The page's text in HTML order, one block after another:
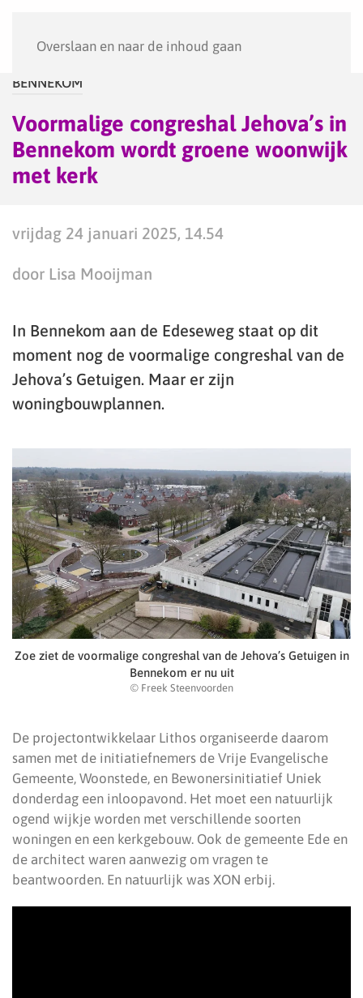
Overslaan en naar de inhoud gaan
BENNEKOM
Voormalige congreshal Jehova’s in
Bennekom wordt groene woonwijk
met kerk
vrijdag 24 januari 2025, 14.54
door Lisa Mooijman
In Bennekom aan de Edeseweg staat op dit
moment nog de voormalige congreshal van de
Jehova’s Getuigen. Maar er zijn
woningbouwplannen.
Zoe ziet de voormalige congreshal van de Jehova’s Getuigen in
Bennekom er nu uit
© Freek Steenvoorden
De projectontwikkelaar Lithos organiseerde daarom
samen met de initiatiefnemers de Vrije Evangelische
Gemeente, Woonstede, en Bewonersinitiatief Uniek
donderdag een inloopavond. Het moet een natuurlijk
ogend wijkje worden met verschillende soorten
woningen en een kerkgebouw. Ook de gemeente Ede en
de architect waren aanwezig om vragen te
beantwoorden. En natuurlijk was XON erbij.